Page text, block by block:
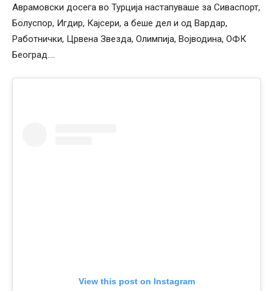
Аврамовски досега во Турција настапуваше за Сиваспорт,
Болуспор, Игдир, Кајсери, а беше дел и од Вардар,
Работнички, Црвена Звезда, Олимпија, Војводина, ОФК
Београд….
View this post on Instagram